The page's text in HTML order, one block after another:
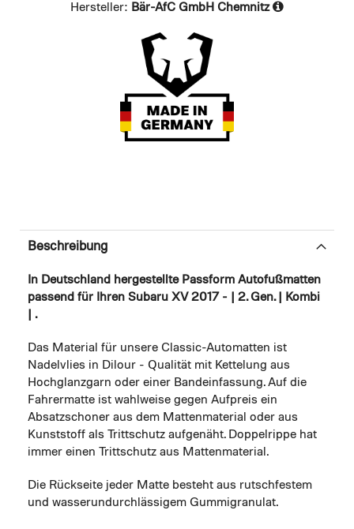
Hersteller: Bär-AfC GmbH Chemnitz
Beschreibung
In Deutschland hergestellte Passform Autofußmatten
passend für Ihren Subaru XV 2017 - | 2. Gen. | Kombi
| .
Das Material für unsere Classic-Automatten ist
Nadelvlies in Dilour - Qualität mit Kettelung aus
Hochglanzgarn oder einer Bandeinfassung. Auf die
Fahrermatte ist wahlweise gegen Aufpreis ein
Absatzschoner aus dem Mattenmaterial oder aus
Kunststoff als Trittschutz aufgenäht. Doppelrippe hat
immer einen Trittschutz aus Mattenmaterial.
Die Rückseite jeder Matte besteht aus rutschfestem
und wasserundurchlässigem Gummigranulat.